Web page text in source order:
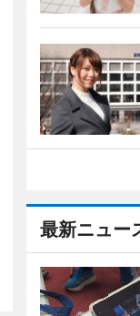
最新ニュー